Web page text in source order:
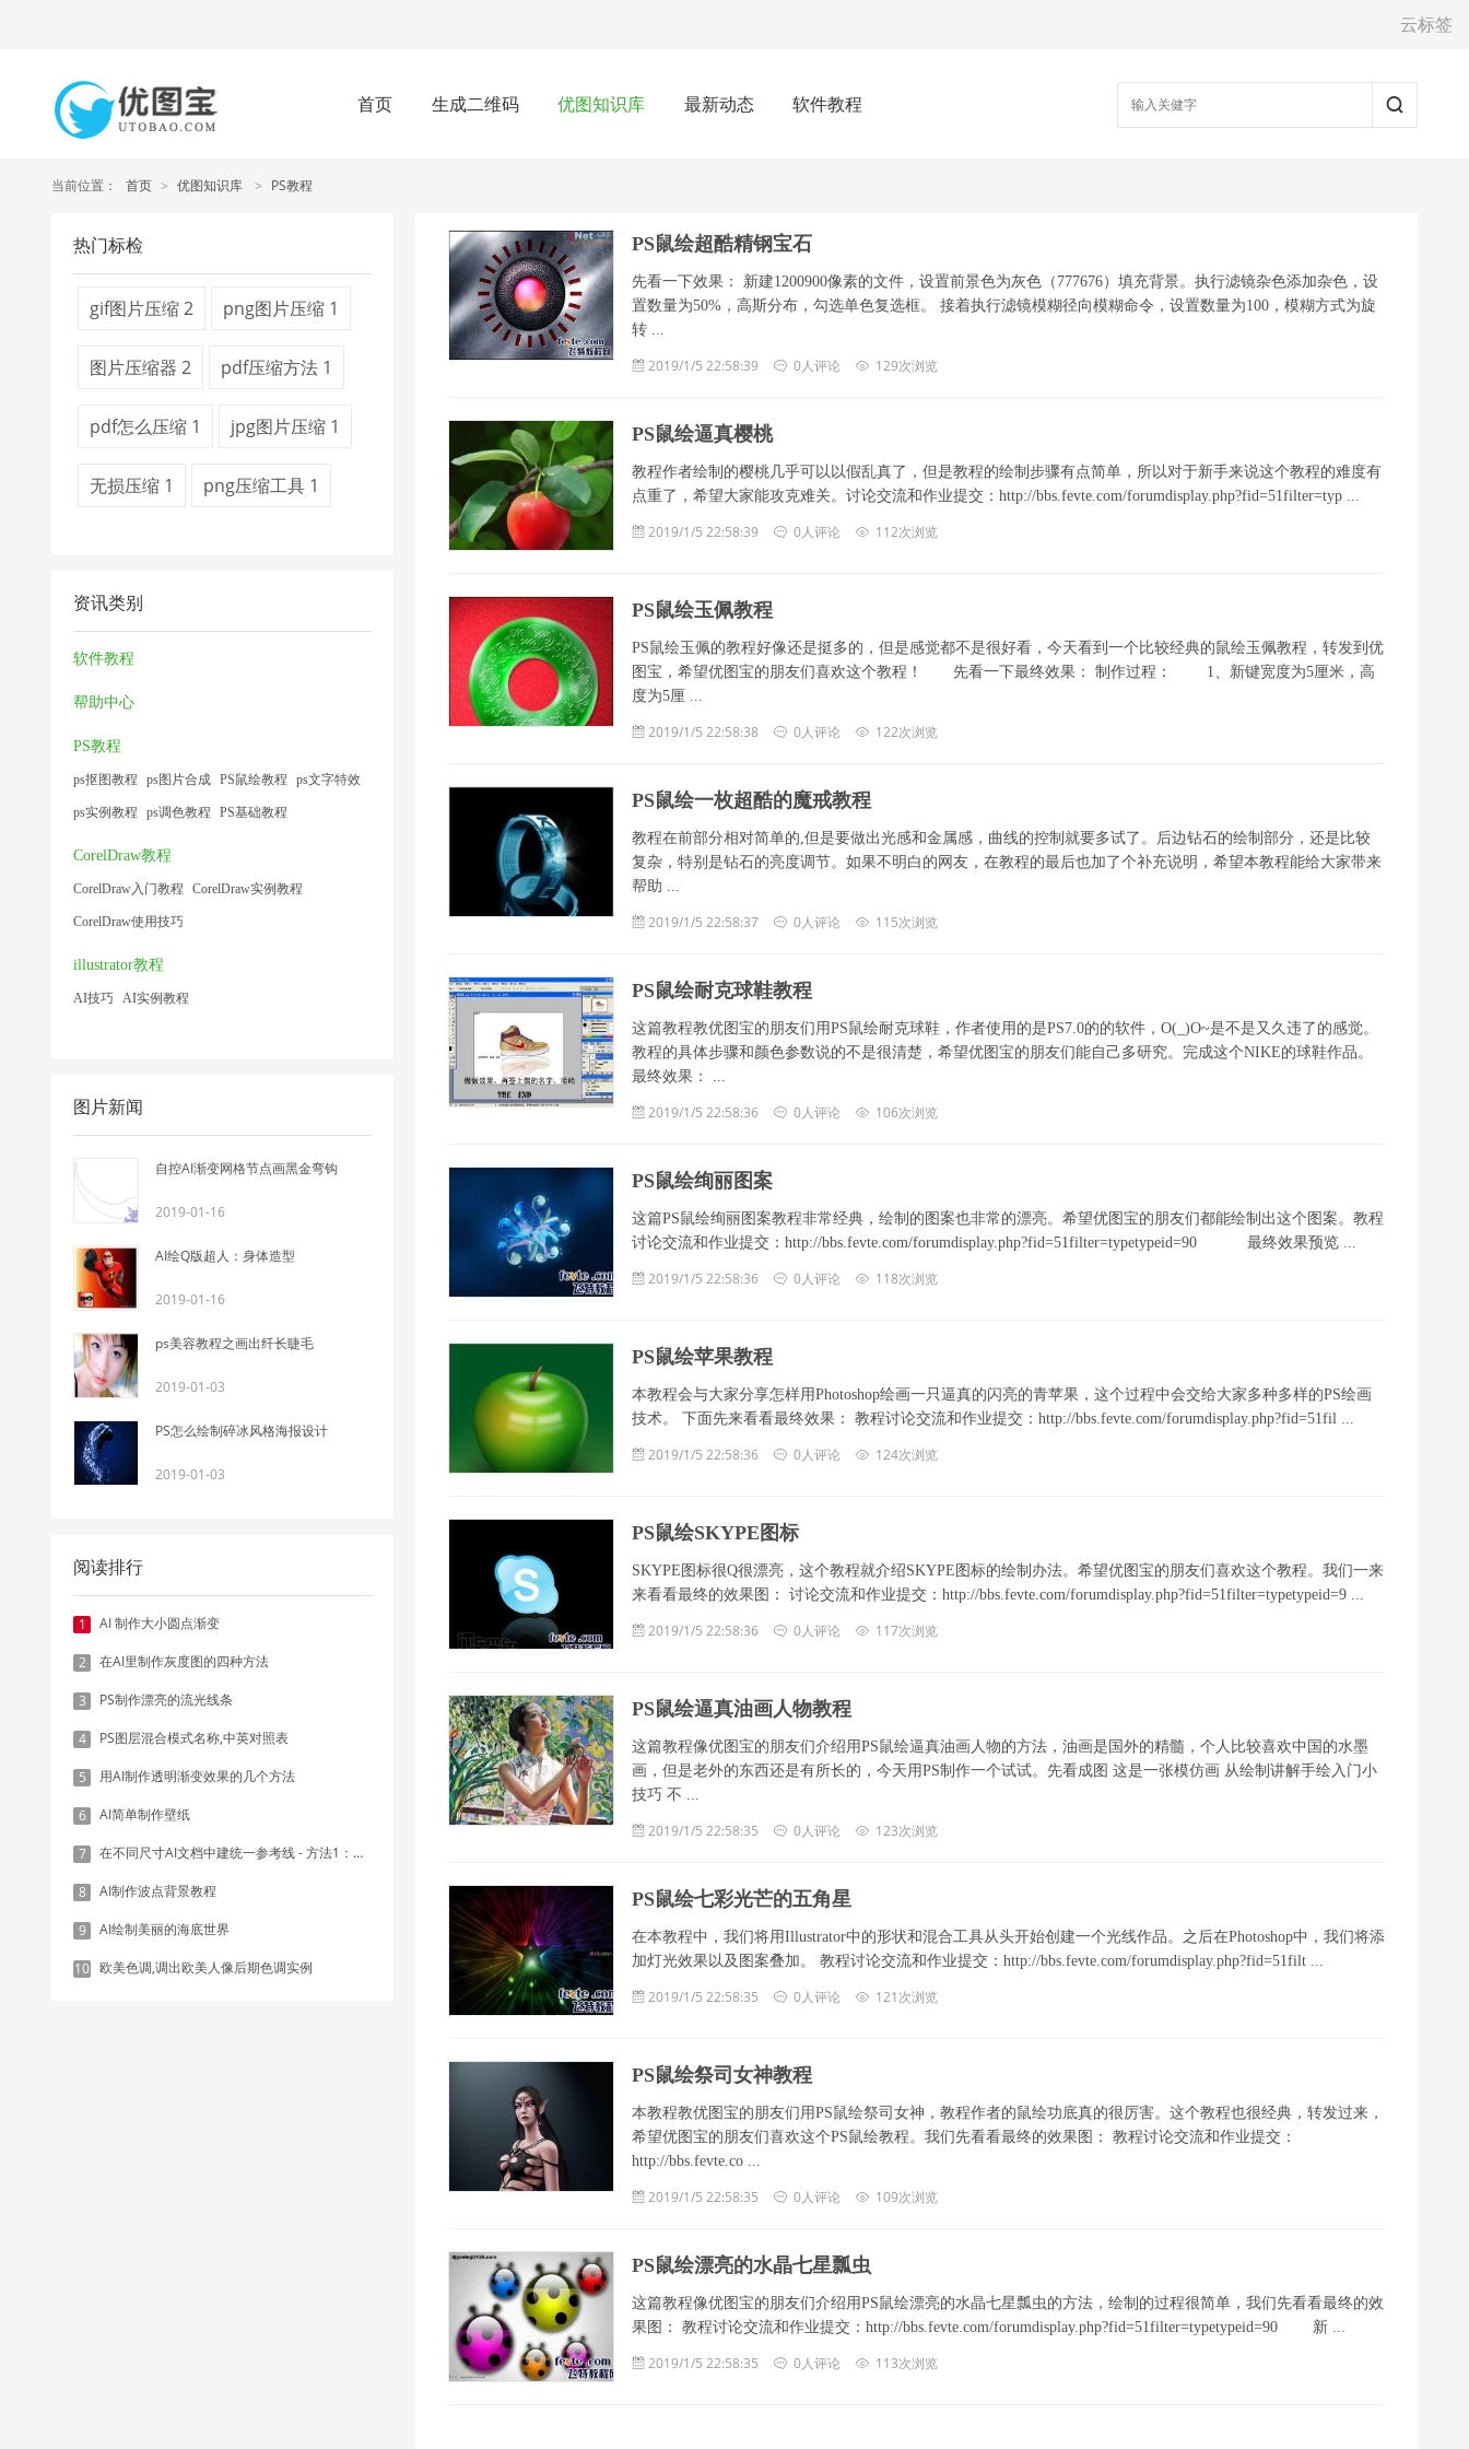
云标签
首页 生成二维码 优图知识库 最新动态 软件教程
当前位置： 首页 > 优图知识库 > PS教程
热门标检
gif图片压缩2 png图片压缩 1
图片压缩器 2 pdf压缩方法 1
pdf怎么压缩 1 jpg图片压缩 1
无损压缩 1 png压缩工具 1
资讯类别
软件教程
帮助中心
PS教程
ps抠图教程 ps图片合成 PS鼠绘教程 ps文字特效
ps实例教程 ps调色教程 PS基础教程
CorelDraw教程
CorelDraw入门教程 CorelDraw实例教程
CorelDraw使用技巧
illustrator教程
AI技巧 AI实例教程
图片新闻
自控AI渐变网格节点画黑金弯钩
2019-01-16
AI绘Q版超人：身体造型
2019-01-16
ps美容教程之画出纤长睫毛
2019-01-03
PS怎么绘制碎冰风格海报设计
2019-01-03
阅读排行
1 AI 制作大小圆点渐变
2 在AI里制作灰度图的四种方法
3 PS制作漂亮的流光线条
4 PS图层混合模式名称,中英对照表
5 用AI制作透明渐变效果的几个方法
6 AI简单制作壁纸
7 在不同尺寸AI文档中建统一参考线 - 方法1：对齐和分布
8 AI制作波点背景教程
9 AI绘制美丽的海底世界
10 欧美色调,调出欧美人像后期色调实例
PS鼠绘超酷精钢宝石
先看一下效果： 新建1200900像素的文件，设置前景色为灰色（777676）填充背景。执行滤镜杂色添加杂色，设
置数量为50%，高斯分布，勾选单色复选框。 接着执行滤镜模糊径向模糊命令，设置数量为100，模糊方式为旋
转 ...
2019/1/5 22:58:39 0人评论 129次浏览
PS鼠绘逼真樱桃
教程作者绘制的樱桃几乎可以以假乱真了，但是教程的绘制步骤有点简单，所以对于新手来说这个教程的难度有
点重了，希望大家能攻克难关。讨论交流和作业提交：http://bbs.fevte.com/forumdisplay.php?fid=51filter=typ ...
2019/1/5 22:58:39 0人评论 112次浏览
PS鼠绘玉佩教程
PS鼠绘玉佩的教程好像还是挺多的，但是感觉都不是很好看，今天看到一个比较经典的鼠绘玉佩教程，转发到优
图宝，希望优图宝的朋友们喜欢这个教程！ 先看一下最终效果： 制作过程： 1、新键宽度为5厘米，高
度为5厘 ...
2019/1/5 22:58:38 0人评论 122次浏览
PS鼠绘一枚超酷的魔戒教程
教程在前部分相对简单的,但是要做出光感和金属感，曲线的控制就要多试了。后边钻石的绘制部分，还是比较
复杂，特别是钻石的亮度调节。如果不明白的网友，在教程的最后也加了个补充说明，希望本教程能给大家带来
帮助 ...
2019/1/5 22:58:37 0人评论 115次浏览
PS鼠绘耐克球鞋教程
这篇教程教优图宝的朋友们用PS鼠绘耐克球鞋，作者使用的是PS7.0的的软件，O(_)O~是不是又久违了的感觉。
教程的具体步骤和颜色参数说的不是很清楚，希望优图宝的朋友们能自己多研究。完成这个NIKE的球鞋作品。
最终效果： ...
2019/1/5 22:58:36 0人评论 106次浏览
PS鼠绘绚丽图案
这篇PS鼠绘绚丽图案教程非常经典，绘制的图案也非常的漂亮。希望优图宝的朋友们都能绘制出这个图案。教程
讨论交流和作业提交：http://bbs.fevte.com/forumdisplay.php?fid=51filter=typetypeid=90 最终效果预览 ...
2019/1/5 22:58:36 0人评论 118次浏览
PS鼠绘苹果教程
本教程会与大家分享怎样用Photoshop绘画一只逼真的闪亮的青苹果，这个过程中会交给大家多种多样的PS绘画
技术。 下面先来看看最终效果： 教程讨论交流和作业提交：http://bbs.fevte.com/forumdisplay.php?fid=51fil ...
2019/1/5 22:58:36 0人评论 124次浏览
PS鼠绘SKYPE图标
SKYPE图标很Q很漂亮，这个教程就介绍SKYPE图标的绘制办法。希望优图宝的朋友们喜欢这个教程。我们一来
来看看最终的效果图： 讨论交流和作业提交：http://bbs.fevte.com/forumdisplay.php?fid=51filter=typetypeid=9 ...
2019/1/5 22:58:36 0人评论 117次浏览
PS鼠绘逼真油画人物教程
这篇教程像优图宝的朋友们介绍用PS鼠绘逼真油画人物的方法，油画是国外的精髓，个人比较喜欢中国的水墨
画，但是老外的东西还是有所长的，今天用PS制作一个试试。先看成图 这是一张模仿画 从绘制讲解手绘入门小
技巧 不 ...
2019/1/5 22:58:35 0人评论 123次浏览
PS鼠绘七彩光芒的五角星
在本教程中，我们将用Illustrator中的形状和混合工具从头开始创建一个光线作品。之后在Photoshop中，我们将添
加灯光效果以及图案叠加。 教程讨论交流和作业提交：http://bbs.fevte.com/forumdisplay.php?fid=51filt ...
2019/1/5 22:58:35 0人评论 121次浏览
PS鼠绘祭司女神教程
本教程教优图宝的朋友们用PS鼠绘祭司女神，教程作者的鼠绘功底真的很厉害。这个教程也很经典，转发过来，
希望优图宝的朋友们喜欢这个PS鼠绘教程。我们先看看最终的效果图： 教程讨论交流和作业提交：
http://bbs.fevte.co ...
2019/1/5 22:58:35 0人评论 109次浏览
PS鼠绘漂亮的水晶七星瓢虫
这篇教程像优图宝的朋友们介绍用PS鼠绘漂亮的水晶七星瓢虫的方法，绘制的过程很简单，我们先看看最终的效
果图： 教程讨论交流和作业提交：http://bbs.fevte.com/forumdisplay.php?fid=51filter=typetypeid=90 新 ...
2019/1/5 22:58:35 0人评论 113次浏览